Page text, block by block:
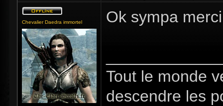
Chevalier Daedra immortel Ok sympa
Tout le monde
descendre les